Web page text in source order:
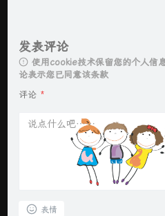
发表评论
使用cookie技术保留您的个人信
论表示您已同意该条款
评论 *
表情